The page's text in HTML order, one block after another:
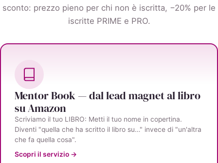
sconto: prezzo pieno per chi non è iscritta, −20% per le
iscritte PRIME e PRO.
Mentor Book — dal lead magnet al libro
su Amazon
Scriviamo il tuo LIBRO: Metti il tuo nome in copertina.
Diventi "quella che ha scritto il libro su…" invece di "un'altra
che fa quella cosa".
Scopri il servizio →